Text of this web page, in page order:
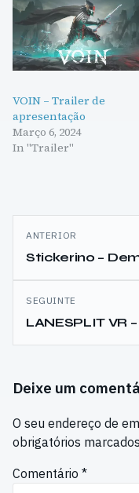
VOIN – Trailer de
apresentação
Março 6, 2024
In "Trailer"
Navegação
de
artigos
ANTERIOR
Stickerino –
SEGUINTE
LANESPLIT VR
Deixe um
O seu endereço de
obrigatórios
Comentário *